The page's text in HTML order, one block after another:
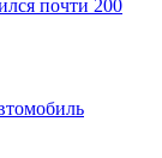
почти 200